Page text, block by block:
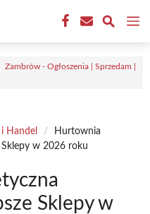
Zambrów - Ogłoszenia | Sprzedam |
Handel /
Hurtownia
w 2026 roku
Sklepy w